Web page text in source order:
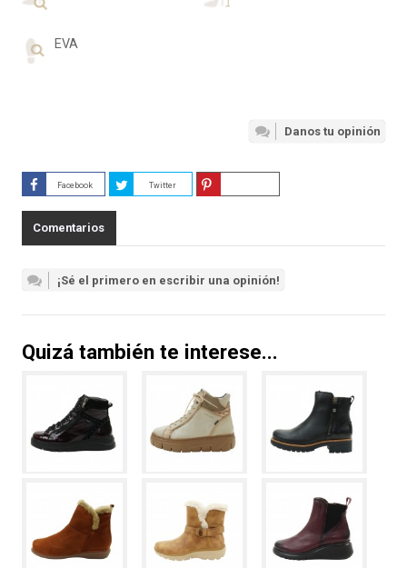
EVA
Danos tu opinión
Facebook Twitter
Comentarios
¡Sé el primero en escribir una opinión!
Quizá también te interese...